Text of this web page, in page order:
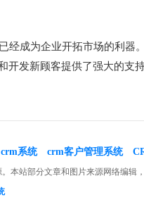
经成为企业开拓市场的利
开发新顾客提供了强大的支
crm系统 crm客户管理系统
本站部分文章和图片来源网络编